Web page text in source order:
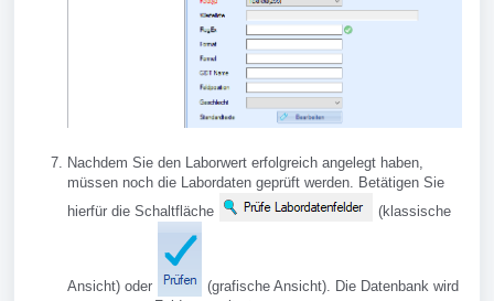
Nachdem Sie den Laborwert erfolgreich angelegt haben,
müssen noch die Labordaten geprüft werden. Betätigen Sie
hierfür die Schaltfläche
(klassische
Ansicht) oder
(grafische Ansicht). Die Datenbank wird